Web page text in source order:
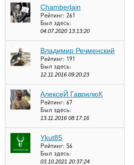
Chamberlain
Рейтинг: 261
Был здесь:
04.07.2020 13:13:20
Владимир Речменский
Рейтинг: 191
Был здесь:
12.11.2016 09:20:23
АлексеЙ ГаврилюК
Рейтинг: 67
Был здесь:
13.11.2016 08:17:16
Ykut85
Рейтинг: 56
Был здесь:
03.10.2021 20:37:24